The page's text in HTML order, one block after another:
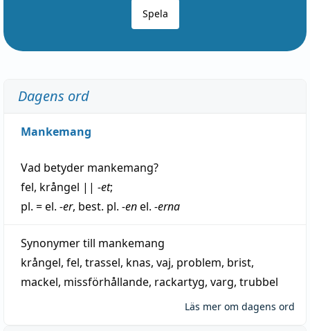
Spela
Dagens ord
Mankemang
Vad betyder mankemang?
fel, krångel || -et;
pl. = el. -er, best. pl. -enel. -erna
Synonymer till mankemang
krångel, fel, trassel, knas, vaj, problem, brist,
mackel, missförhållande, rackartyg, varg, trubbel
Läs mer om dagens ord